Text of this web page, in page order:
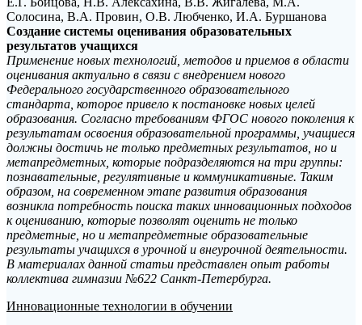
Солосина, В.А. Провин, О.В. Любченко, И.А. Буршанова
Создание системы оценивания образовательных
результатов учащихся
Применение новых технологий, методов и приемов в области
оценивания актуально в связи с внедрением нового
Федерального государственного образовательного
стандарта, которое привело к постановке новых целей
образования. Согласно требованиям ФГОС нового поколения к
результатам освоения образовательной программы, учащиеся
должны достичь не только предметных результатов, но и
метапредметных, которые подразделяются на три группы:
познавательные, регулятивные и коммуникативные. Таким
образом, на современном этапе развития образования
возникла потребность поиска таких инновационных подходов
к оцениванию, которые позволят оценить не только
предметные, но и метапредметные образовательные
результаты учащихся в урочной и внеурочной деятельности.
В материалах данной статьи представлен опыт работы
коллектива гимназии №622 Санкт-Петербурга.
Инновационные технологии в обучении